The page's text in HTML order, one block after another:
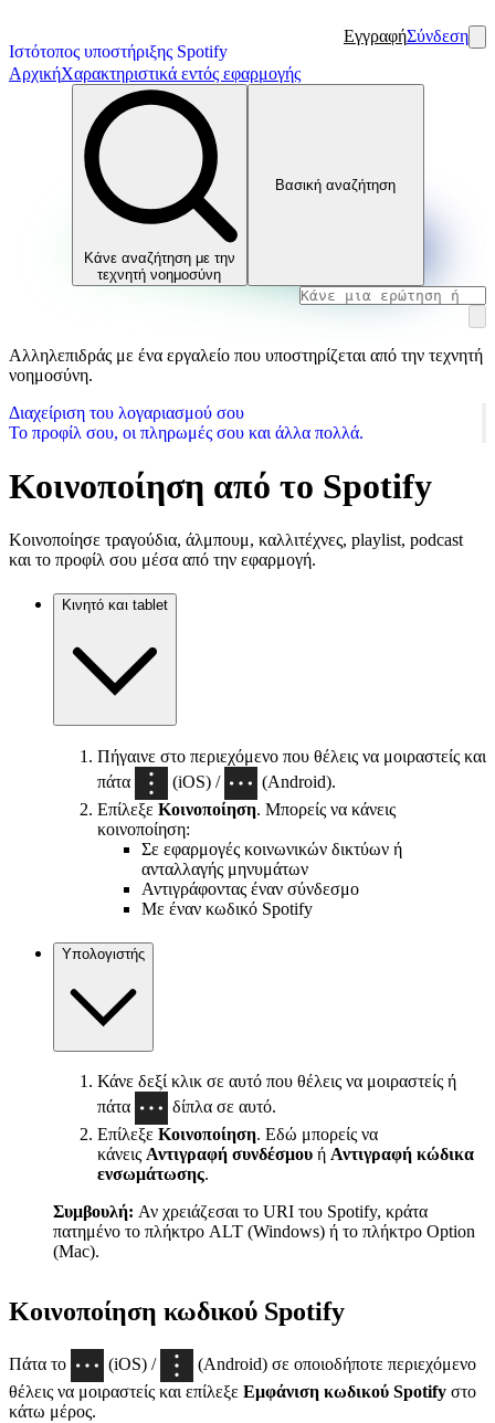
Ιστότοπος υποστήριξης Spotify
ΕγγραφήΣύνδεση
ΑρχικήΧαρακτηριστικά εντός εφαρμογής
Κάνε αναζήτηση με την
τεχνητή νοημοσύνη
Βασική αναζήτηση
Αλληλεπιδράς με ένα εργαλείο που υποστηρίζεται από την τεχνητή
νοημοσύνη.
Διαχείριση του λογαριασμού σου
Το προφίλ σου, οι πληρωμές σου και άλλα πολλά.
Κοινοποίηση από το Spotify
Κοινοποίησε τραγούδια, άλμπουμ, καλλιτέχνες, playlist, podcast
και το προφίλ σου μέσα από την εφαρμογή.
Κινητό και tablet
Πήγαινε στο περιεχόμενο που θέλεις να μοιραστείς και
πάτα
(iOS) /
(Android).
Επίλεξε Κοινοποίηση. Μπορείς να κάνεις
κοινοποίηση:
Σε εφαρμογές κοινωνικών δικτύων ή
ανταλλαγής μηνυμάτων
Αντιγράφοντας έναν σύνδεσμο
Με έναν κωδικό Spotify
Υπολογιστής
Κάνε δεξί κλικ σε αυτό που θέλεις να μοιραστείς ή
πάτα
δίπλα σε αυτό.
Επίλεξε Κοινοποίηση. Εδώ μπορείς να
κάνεις Αντιγραφή συνδέσμου ή Αντιγραφή κώδικα
ενσωμάτωσης.
Συμβουλή: Αν χρειάζεσαι το URI του Spotify, κράτα
πατημένο το πλήκτρο ALT (Windows) ή το πλήκτρο Option
(Mac).
Κοινοποίηση κωδικού Spotify
Πάτα το (iOS) /
(Android) σε οποιοδήποτε περιεχόμενο
θέλεις να μοιραστείς και επίλεξε Εμφάνιση κωδικού Spotify στο
κάτω μέρος.